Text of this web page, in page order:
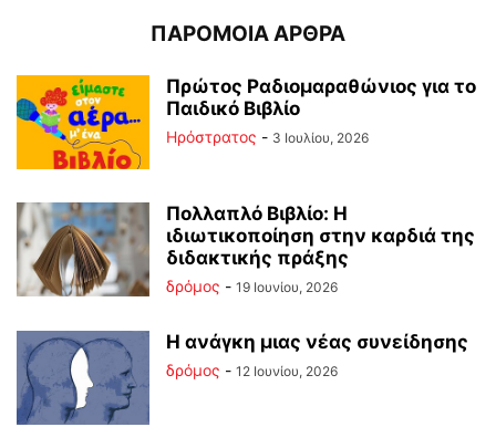
ΠΑΡΟΜΟΙΑ ΑΡΘΡΑ
Πρώτος Ραδιομαραθώνιος για το
Παιδικό Βιβλίο
Ηρόστρατος - 3 Ιουλίου, 2026
Πολλαπλό Βιβλίο: Η
ιδιωτικοποίηση στην καρδιά της
διδακτικής πράξης
δρόμος - 19 Ιουνίου, 2026
Η ανάγκη μιας νέας συνείδησης
δρόμος - 12 Ιουνίου, 2026